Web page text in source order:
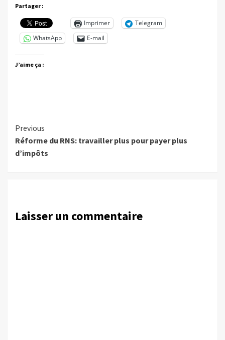
Partager :
Imprimer
Telegram
WhatsApp
E-mail
J’aime ça :
Continue
Reading
Previous
Réforme du RNS: travailler plus pour payer plus
d’impôts
Laisser un commentaire